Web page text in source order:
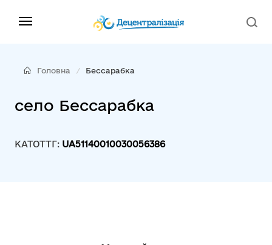
Головна Бессарабка
село Бессарабка
КАТОТТГ: UA51140010030056386